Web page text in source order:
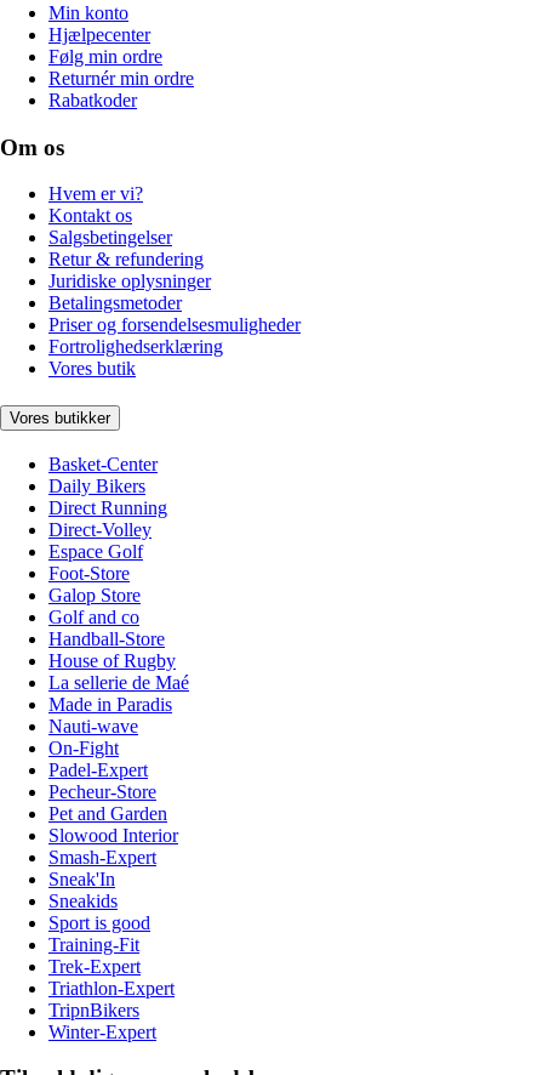
Min konto
Hjælpecenter
Følg min ordre
Returnér min ordre
Rabatkoder
Om os
Hvem er vi?
Kontakt os
Salgsbetingelser
Retur & refundering
Juridiske oplysninger
Betalingsmetoder
Priser og forsendelsesmuligheder
Fortrolighedserklæring
Vores butik
Vores butikker
Basket-Center
Daily Bikers
Direct Running
Direct-Volley
Espace Golf
Foot-Store
Galop Store
Golf and co
Handball-Store
House of Rugby
La sellerie de Maé
Made in Paradis
Nauti-wave
On-Fight
Padel-Expert
Pecheur-Store
Pet and Garden
Slowood Interior
Smash-Expert
Sneak'In
Sneakids
Sport is good
Training-Fit
Trek-Expert
Triathlon-Expert
TripnBikers
Winter-Expert